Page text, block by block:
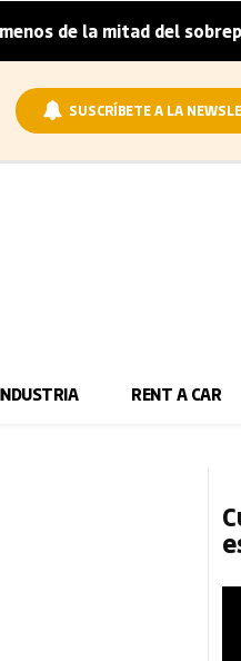
del sobreprecio del
SUSCRÍBETE A LA
RENT A CAR